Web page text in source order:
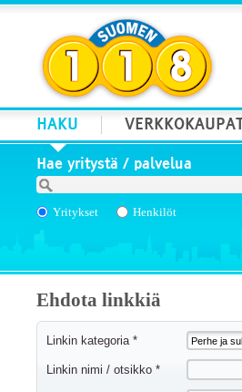
HAKU VERKKOKAUPAT
Hae yritystä / palvelua
Yritykset Henkilöt
Ehdota linkkiä
Linkin kategoria *
Linkin nimi / otsikko *